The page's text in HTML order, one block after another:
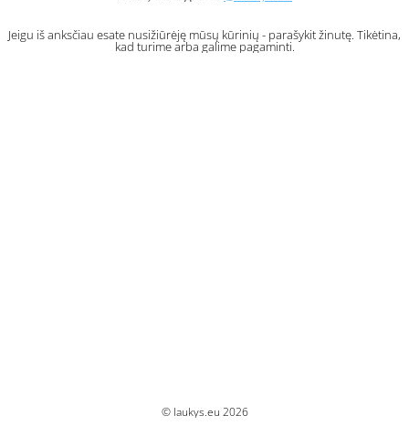
Jeigu iš anksčiau esate nusižiūrėję mūsų kūrinių - parašykit žinutę. Tikėtina,
kad turime arba galime pagaminti.
© laukys.eu 2026